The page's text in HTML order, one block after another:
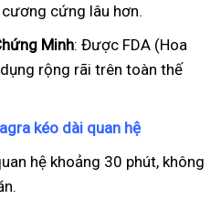
cứng lâu hơn.
Minh: Được FDA (Hoa
rộng rãi trên toàn thế
kéo dài quan hệ
hệ khoảng 30 phút, không